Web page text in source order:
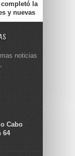
la
y nuevas
noticias
Cabo
64